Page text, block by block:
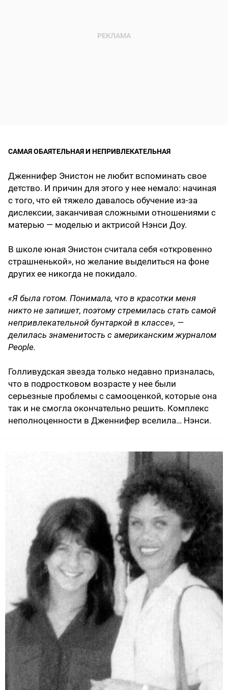
САМАЯ ОБАЯТЕЛЬНАЯ И НЕПРИВЛЕКАТЕЛЬНАЯ
Дженнифер Энистон не любит вспоминать свое
детство. И причин для этого у нее немало: начиная
с того, что ей тяжело давалось обучение из-за
дислексии, заканчивая сложными отношениями с
матерью — моделью и актрисой Нэнси Доу.
В школе юная Энистон считала себя «откровенно
страшненькой», но желание выделиться на фоне
других ее никогда не покидало.
«Я была готом. Понимала, что в красотки меня
никто не запишет, поэтому стремилась стать самой
непривлекательной бунтаркой в классе», —
делилась знаменитость с американским журналом
People.
Голливудская звезда только недавно призналась,
что в подростковом возрасте у нее были
серьезные проблемы с самооценкой, которые она
так и не смогла окончательно решить. Комплекс
неполноценности в Дженнифер вселила… Нэнси.